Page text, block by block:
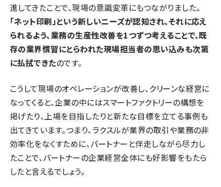
進してきたことで、現場の意識変革にもつながりました。
「ネット印刷」という新しいニーズが認知され、それに応え
られるよう、業務の生産性改善を1つずつ考えることで、既
存の業界慣習にとらわれた現場担当者の思い込みも次第
に払拭できたのです。
こうして現場のオペレーションが改善し、クリーンな経営に
なってくると、企業の中にはスマートファクトリーの構想を
掲げたり、上場を目指したりと新たな目標を立てる事例も
出てきています。つまり、ラクスルが業界の取引や業務の非
効率化をなくすために、パートナーと伴走しながら尽力し
たことで、パートナーの企業経営全体にも好影響をもたら
したと言えるでしょう。